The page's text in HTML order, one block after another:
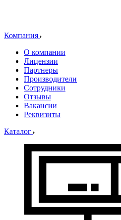
Компания
О компании
Лицензии
Партнеры
Производители
Сотрудники
Отзывы
Вакансии
Реквизиты
Каталог